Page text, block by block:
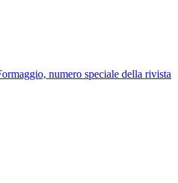
numero speciale della rivista